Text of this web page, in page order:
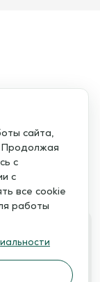
сайта,
Продолжая
с
с
все cookie
работы